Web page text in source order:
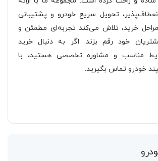
تحویل سریع خودرو و پشتیبانی
خرید، تلاش می‌کند تجربه‌ای مطمئن و
خود رقم بزند. اگر به دنبال خرید
مناسب و مشاوره تخصصی هستید، با
خودرو تماس بگیرید.